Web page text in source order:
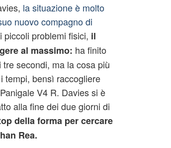
la situazione è molto
nuovo compagno di
piccoli problemi fisici, il
al massimo: ha finito
secondi, ma la cosa più
tempi, bensì raccogliere
V4 R. Davies si è
alla fine dei due giorni di
della forma per cercare
Rea.